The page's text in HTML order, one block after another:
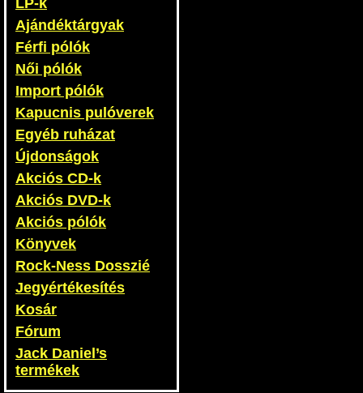
LP-k
Ajándéktárgyak
Férfi pólók
Női pólók
Import pólók
Kapucnis pulóverek
Egyéb ruházat
Újdonságok
Akciós CD-k
Akciós DVD-k
Akciós pólók
Könyvek
Rock-Ness Dosszié
Jegyértékesítés
Kosár
Fórum
Jack Daniel’s
termékek